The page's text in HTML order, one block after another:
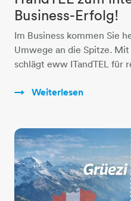
Business-Erfolg!
Im Business kommen Sie
Umwege an die Spitze.
schlägt eww ITandTEL für
Weiterlesen